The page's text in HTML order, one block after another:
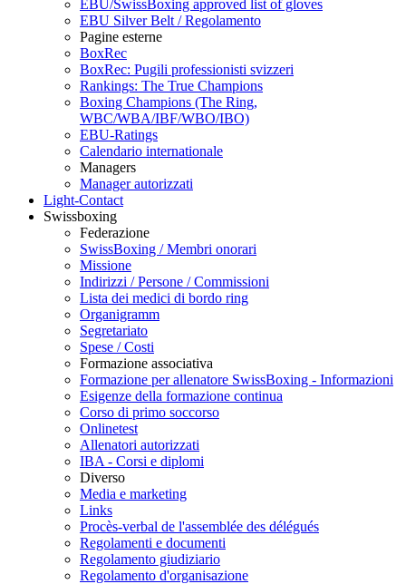
EBU/SwissBoxing approved list of gloves
EBU Silver Belt / Regolamento
Pagine esterne
BoxRec
BoxRec: Pugili professionisti svizzeri
Rankings: The True Champions
Boxing Champions (The Ring,
WBC/WBA/IBF/WBO/IBO)
EBU-Ratings
Calendario internationale
Managers
Manager autorizzati
Light-Contact
Swissboxing
Federazione
SwissBoxing / Membri onorari
Missione
Indirizzi / Persone / Commissioni
Lista dei medici di bordo ring
Organigramm
Segretariato
Spese / Costi
Formazione associativa
Formazione per allenatore SwissBoxing - Informazioni
Esigenze della formazione continua
Corso di primo soccorso
Onlinetest
Allenatori autorizzati
IBA - Corsi e diplomi
Diverso
Media e marketing
Links
Procès-verbal de l'assemblée des délégués
Regolamenti e documenti
Regolamento giudiziario
Regolamento d'organisazione